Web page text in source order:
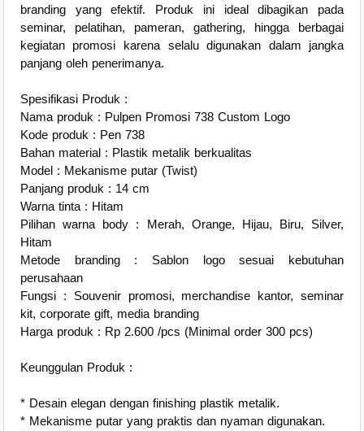
branding yang efektif. Produk ini ideal dibagikan pada
seminar, pelatihan, pameran, gathering, hingga berbagai
kegiatan promosi karena selalu digunakan dalam jangka
panjang oleh penerimanya.
Spesifikasi Produk :
Nama produk : Pulpen Promosi 738 Custom Logo
Kode produk : Pen 738
Bahan material : Plastik metalik berkualitas
Model : Mekanisme putar (Twist)
Panjang produk : 14 cm
Warna tinta : Hitam
Pilihan warna body : Merah, Orange, Hijau, Biru, Silver,
Hitam
Metode branding : Sablon logo sesuai kebutuhan
perusahaan
Fungsi : Souvenir promosi, merchandise kantor, seminar
kit, corporate gift, media branding
Harga produk : Rp 2.600 /pcs (Minimal order 300 pcs)
Keunggulan Produk :
* Desain elegan dengan finishing plastik metalik.
* Mekanisme putar yang praktis dan nyaman digunakan.